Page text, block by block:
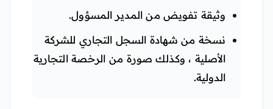
وثيقة تفويض من المدير المسؤول.
نسخة من شهادة السجل التجاري للشركة
الأصلية ، وكذلك صورة من الرخصة التجارية
الدولية.